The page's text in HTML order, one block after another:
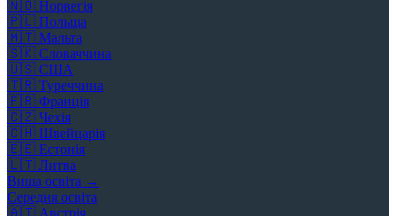
🇳🇴 Норвегія
🇵🇱 Польща
🇲🇹 Мальта
🇸🇰 Словаччина
🇺🇸 США
🇹🇷 Туреччина
🇫🇷 Франція
🇨🇿 Чехія
🇨🇭 Швейцарія
🇪🇪 Естонія
🇱🇹 Литва
Вища освіта →
Середня освіта
🇦🇹 Австрія